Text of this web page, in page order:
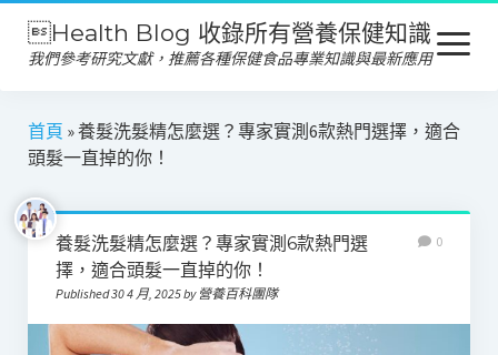
Health Blog 收錄所有營養保健知識
我們參考研究文獻，推薦各種保健食品專業知識與最新應用
open
menu
營養保健
產品推薦
美容保養
首頁 »養髮洗髮精怎麼選？專家實測6款熱門選擇，適合
頭髮一直掉的你！
養髮洗髮精怎麼選？專家實測6款熱門選
擇，適合頭髮一直掉的你！
Published 30 4 月, 2025 by 營養百科團隊
0